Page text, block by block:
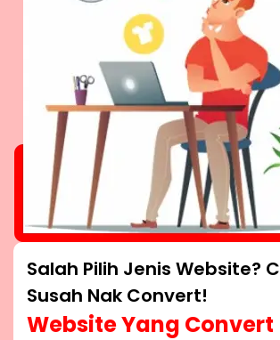
Salah Pilih Jenis Website?
Susah Nak Convert!
Website Yang Convert